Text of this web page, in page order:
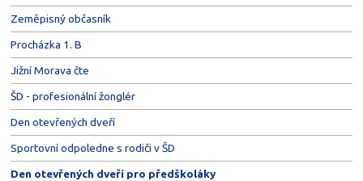
Zeměpisný občasník
Procházka 1. B
Jižní Morava čte
ŠD - profesionální žonglér
Den otevřených dveří
Sportovní odpoledne s rodiči v ŠD
Den otevřených dveří pro předškoláky